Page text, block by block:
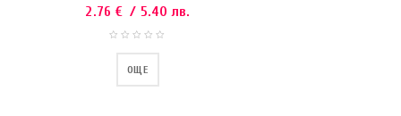
2.76 € / 5.40 лв.
ОЩЕ